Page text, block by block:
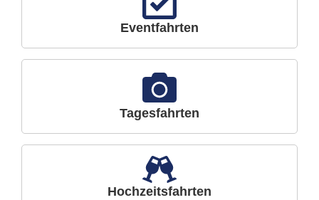
Eventfahrten
Tagesfahrten
Hochzeitsfahrten